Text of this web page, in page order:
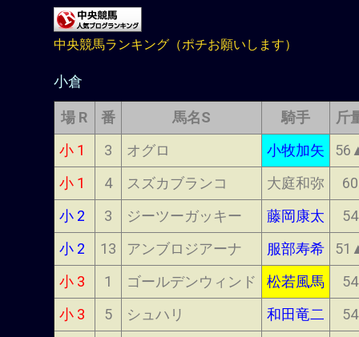
中央競馬ランキング（ポチお願いします）
小倉
場 R 番 馬名S 騎手
斤
小 1
3 オグロ 小牧加矢
小 1
4 スズカブランコ 大庭和弥
60
小 2
3 ジーツーガッキー 藤岡康太
54
小 2
13 アンブロジアーナ 服部寿希
小 3
1 ゴールデンウィンド 松若風馬
54
小 3
5 シュハリ 和田竜二
54